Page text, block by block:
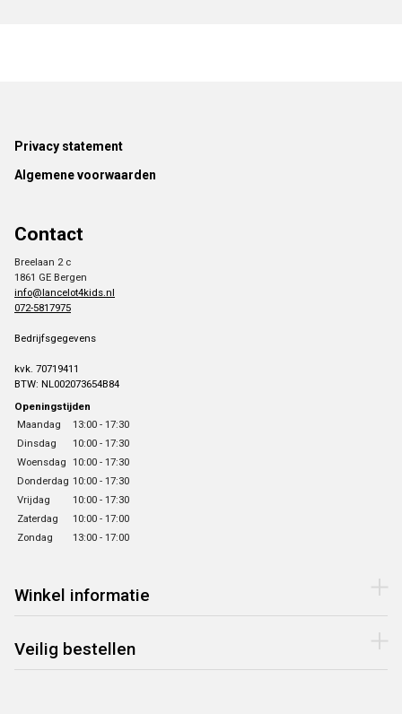
Footer
Privacy statement
Algemene voorwaarden
Contact
Breelaan 2 c
1861 GE Bergen
info@lancelot4kids.nl
072-5817975
Bedrijfsgegevens
kvk. 70719411
BTW: NL002073654B84
Openingstijden
Maandag
13:00 - 17:30
Dinsdag
10:00 - 17:30
Woensdag 10:00 - 17:30
Donderdag 10:00 - 17:30
Vrijdag
10:00 - 17:30
Zaterdag
10:00 - 17:00
Zondag
13:00 - 17:00
Winkel informatie
Veilig bestellen